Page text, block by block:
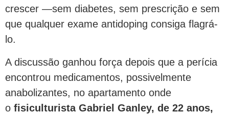
crescer —sem diabetes, sem prescrição e sem
que qualquer exame antidoping consiga flagrá-
lo.
A discussão ganhou força depois que a perícia
encontrou medicamentos, possivelmente
anabolizantes, no apartamento onde
o fisiculturista Gabriel Ganley, de 22 anos,